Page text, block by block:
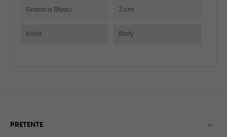
Granica Błędu 2 cm
Kolor Biały
PRETENTE 